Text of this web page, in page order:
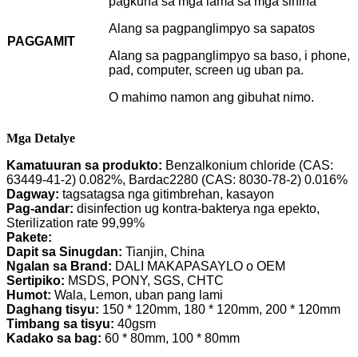
PAGGAMIT
Alang sa pagpanglimpyo sa sapatos
Alang sa pagpanglimpyo sa baso, i phone,
pad, computer, screen ug uban pa.
O mahimo namon ang gibuhat nimo.
Mga Detalye
Kamatuuran sa produkto: Benzalkonium chloride (CAS:
63449-41-2) 0.082%, Bardac2280 (CAS: 8030-78-2) 0.016%
Dagway: tagsatagsa nga gitimbrehan, kasayon
Pag-andar: disinfection ug kontra-bakterya nga epekto,
Sterilization rate 99,99%
Pakete:
Dapit sa Sinugdan: Tianjin, China
Ngalan sa Brand: DALI MAKAPASAYLO o OEM
Sertipiko: MSDS, PONY, SGS, CHTC
Humot: Wala, Lemon, uban pang lami
Daghang tisyu: 150 * 120mm, 180 * 120mm, 200 * 120mm
Timbang sa tisyu: 40gsm
Kadako sa bag: 60 * 80mm, 100 * 80mm